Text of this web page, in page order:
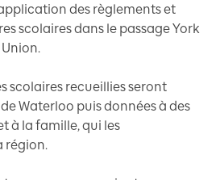
des règlements et
scolaires dans le passage York
scolaires recueillies seront
Waterloo puis données à des
à la famille, qui les
région.